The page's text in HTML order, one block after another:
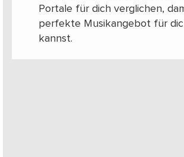
Portale für dich verglichen,
perfekte Musikangebot für
kannst.